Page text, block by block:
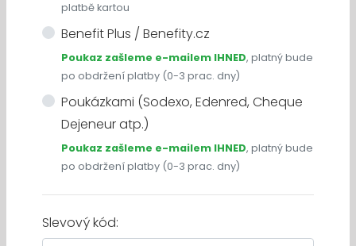
platbě kartou
Benefit Plus / Benefity.cz
Poukaz zašleme e-mailem IHNED, platný bude
po obdržení platby (0-3 prac. dny)
Poukázkami (Sodexo, Edenred, Cheque
Dejeneur atp.)
Poukaz zašleme e-mailem IHNED, platný bude
po obdržení platby (0-3 prac. dny)
Slevový kód: